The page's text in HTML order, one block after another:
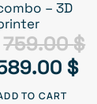
t
p
– 3D
759.00$
$C
TO CART